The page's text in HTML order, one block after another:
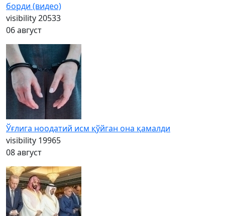
борди (видео)
visibility20533
06 август
Ўғлига ноодатий исм қўйган она қамалди
visibility 19965
08 август